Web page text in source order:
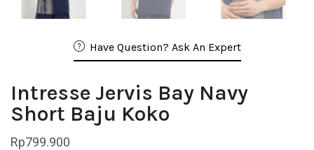
Have Question? Ask An Expert
Intresse Jervis Bay Navy
Short Baju Koko
Rp799.900